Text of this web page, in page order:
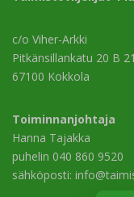
c/o Viher-Arkki
Pitkänsillankatu 20 B 21
67100 Kokkola
Toiminnanjohtaja
Hanna Tajakka
puhelin 040 860 9520
sähköposti: